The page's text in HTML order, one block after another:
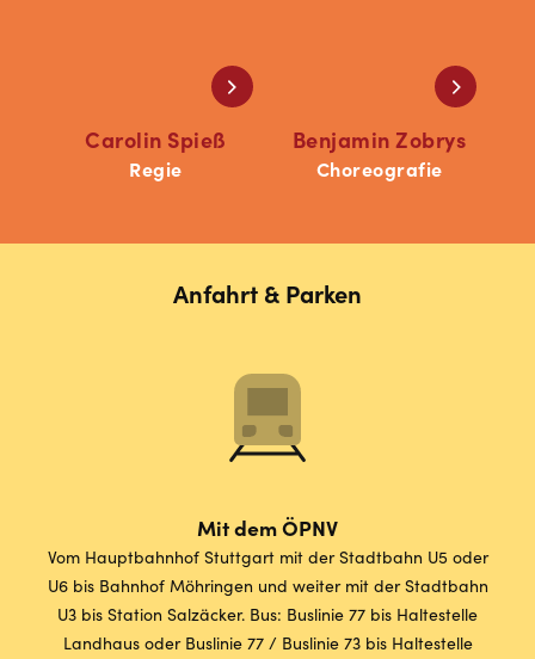
Carolin Spieß
Regie
Benjamin Zobrys
Choreografie
Anfahrt & Parken
Mit dem ÖPNV
Vom Hauptbahnhof Stuttgart mit der Stadtbahn U5 oder
U6 bis Bahnhof Möhringen und weiter mit der Stadtbahn
U3 bis Station Salzäcker. Bus: Buslinie 77 bis Haltestelle
Landhaus oder Buslinie 77 / Buslinie 73 bis Haltestelle